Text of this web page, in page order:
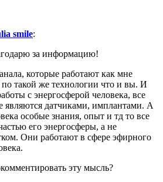
smile:
за информацию!
которые работают как мне
по такой же технологии что и вы. И
с энергосферой человека, все
являются датчиками, имплантами. А
особые знания, опыт и тд то все
его энергосферы, а не
Они работают в сфере эфирного
эту мысль?